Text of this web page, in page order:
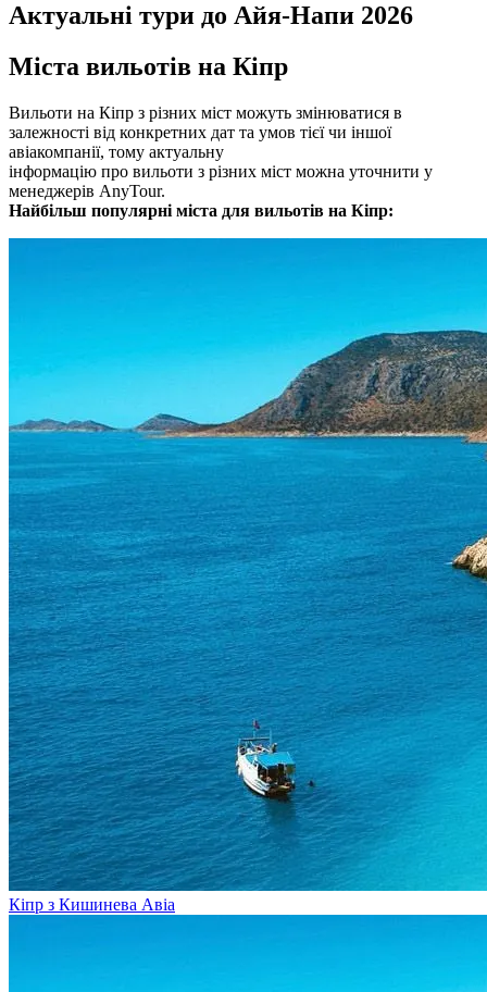
Актуальні тури до Айя-Напи 2026
Міста вильотів на Кіпр
Вильоти на Кіпр з різних міст можуть змінюватися в
залежності від конкретних дат та умов тієї чи іншої
авіакомпанії, тому актуальну
інформацію про вильоти з різних міст можна уточнити у
менеджерів AnyTour.
Найбільш популярні міста для вильотів на Кіпр:
Кіпр з Кишинева Авіа